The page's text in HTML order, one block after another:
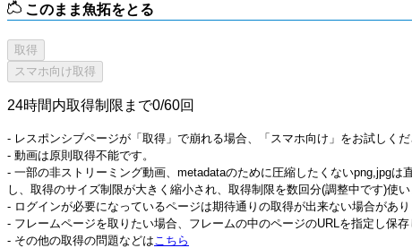
このまま魚拓をとる
24時間内取得制限まで0/60回
- レスポンシブページが「取得」で崩れる場合、「スマホ向け」をお試しくだ
- 動画は原則取得不能です。
- 一部の非ストリーミング動画、metadataのために圧縮したくないpng,jpg
し、取得のサイズ制限が大きく縮小され、取得制限を数回分(調整中です)使い
- ログインが必要になっているページは期待通りの取得が出来ない場合があ
- フレームページを取りたい場合、フレームの中のページのURLを指定し保
- その他の取得の問題などは こちら